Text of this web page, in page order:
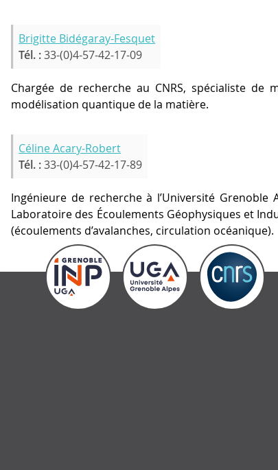
Brigitte Bidégaray-Fesquet
Tél. :33-(0)4-57-42-17-09
Chargée de recherche au CNRS, spécialiste
modélisation quantique de la matière.
Céline Acary-Robert
Tél. :33-(0)4-57-42-17-89
Ingénieure de recherche à l’Université
Laboratoire des Écoulements Géophysiques et
(écoulements d’avalanches, circulation océanique).